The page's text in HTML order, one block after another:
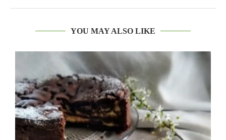
YOU MAY ALSO LIKE